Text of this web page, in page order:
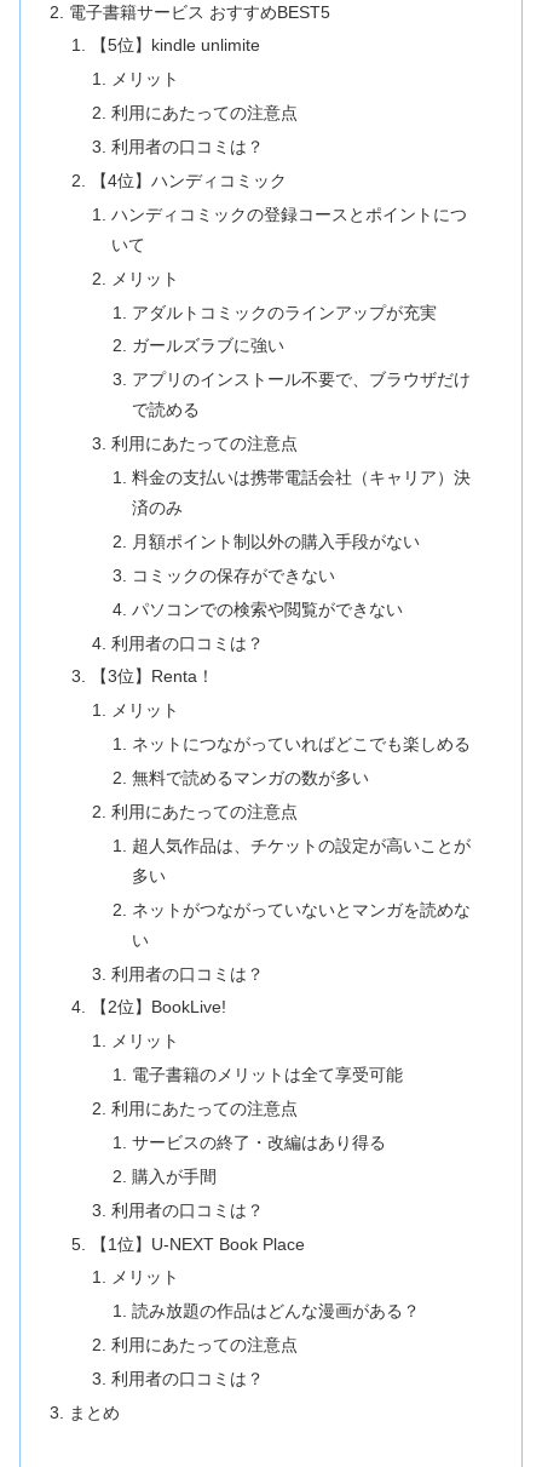
電子書籍サービス おすすめBEST5
【5位】kindle unlimite
メリット
利用にあたっての注意点
利用者の口コミは？
【4位】ハンディコミック
ハンディコミックの登録コースとポイントにつ
いて
メリット
アダルトコミックのラインアップが充実
ガールズラブに強い
アプリのインストール不要で、ブラウザだけ
で読める
利用にあたっての注意点
料金の支払いは携帯電話会社（キャリア）決
済のみ
月額ポイント制以外の購入手段がない
コミックの保存ができない
パソコンでの検索や閲覧ができない
利用者の口コミは？
【3位】Renta！
メリット
ネットにつながっていればどこでも楽しめる
無料で読めるマンガの数が多い
利用にあたっての注意点
超人気作品は、チケットの設定が高いことが
多い
ネットがつながっていないとマンガを読めな
い
利用者の口コミは？
【2位】BookLive!
メリット
電子書籍のメリットは全て享受可能
利用にあたっての注意点
サービスの終了・改編はあり得る
購入が手間
利用者の口コミは？
【1位】U-NEXT Book Place
メリット
読み放題の作品はどんな漫画がある？
利用にあたっての注意点
利用者の口コミは？
まとめ